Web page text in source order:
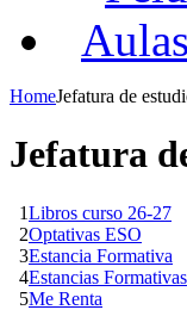
HomeJefatura de
Jefatura
1Libros curso 26-27
2Optativas ESO
3Estancia Formativa
4Estancias Formativas
5Me Renta